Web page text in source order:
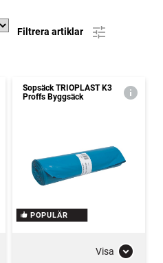
Filtrera artiklar
Sopsäck TRIOPLAST K3
Proffs Byggsäck
POPULÄR
Visa